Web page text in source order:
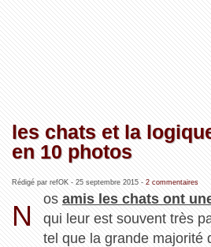
les chats et la
en 10 photos
Rédigé par refOK - 25 septembre 2015- 2 commentaires
N
osamis les chats ont
qui leur est souvent très
tel que la grande majorité